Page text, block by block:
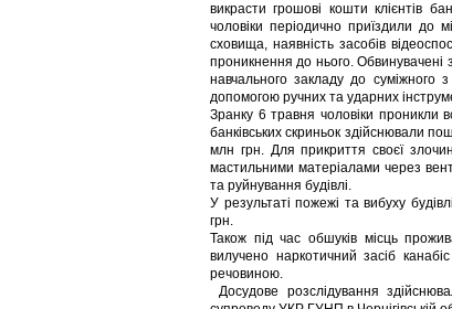
викрасти грошові кошти клієнтів
чоловіки періодично приїздили до
сховища, наявність засобів
проникнення до нього. Обвинувачені
навчального закладу до суміжного
допомогою ручних та ударних
Зранку 6 травня чоловіки проникли
банківських скриньок здійснювали
млн грн. Для прикриття своєї
мастильними матеріалами через
та руйнування будівлі.
У результаті пожежі та вибуху
грн.
Також під час обшуків місць
вилучено наркотичний засіб
речовиною.
Досудове розслідування